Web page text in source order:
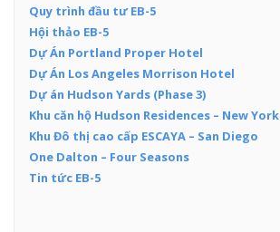
Quy trình đầu tư EB-5
Hội thảo EB-5
Dự Án Portland Proper Hotel
Dự Án Los Angeles Morrison Hotel
Dự án Hudson Yards (Phase 3)
Khu căn hộ Hudson Residences – New York
Khu Đô thị cao cấp ESCAYA – San Diego
One Dalton – Four Seasons
Tin tức EB-5